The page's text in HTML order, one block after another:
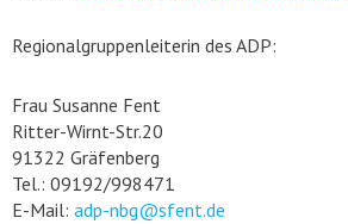
Regionalgruppenleiterin des ADP:
Frau Susanne Fent
Ritter-Wirnt-Str.20
91322 Gräfenberg
Tel.: 09192/998471
E-Mail: adp-nbg@sfent.de